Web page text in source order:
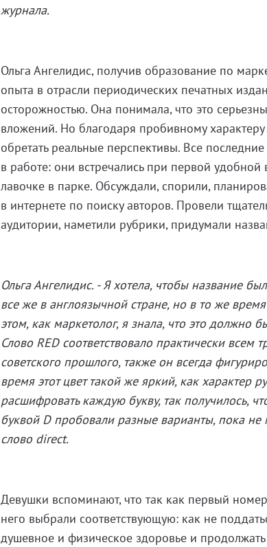
журнала.
Ольга Ангелидис, получив образование по
опыта в отрасли периодических печатных
осторожностью. Она понимала, что это
вложений. Но благодаря пробивному
обретать реальные перспективы. Все
в работе: они встречались при первой
лавочке в парке. Обсуждали, спорили,
в интернете по поиску авторов. Провели
аудитории, наметили рубрики, придумали
Ольга Ангелидис. - Я хотела, чтобы название
все же в англоязычной стране, но в то же
этом, как маркетолог, я знала, что это должно
Слово RED соответствовало практически
советского прошлого, также он всегда
время этот цвет такой же яркий, как характер
расшифровать каждую букву, так получилось,
буквой D пробовали разные варианты, пока
слово direct.
Девушки вспоминают, что так как первый
него выбрали соответствующую: как не
душевное и физическое здоровье и